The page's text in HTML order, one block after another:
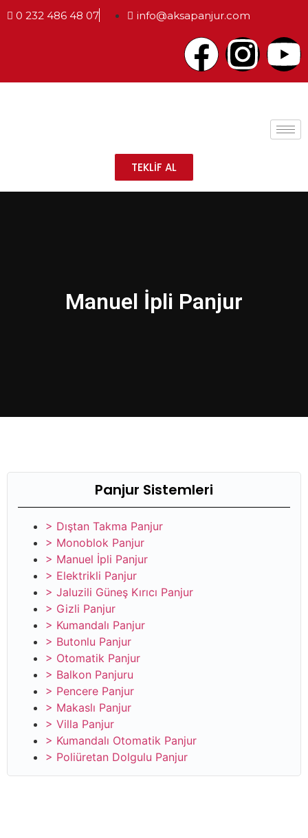
0 232 486 48 07 info@aksapanjur.com
TEKLİF AL
Manuel İpli Panjur
Panjur Sistemleri
> Dıştan Takma Panjur
> Monoblok Panjur
> Manuel İpli Panjur
> Elektrikli Panjur
> Jaluzili Güneş Kırıcı Panjur
> Gizli Panjur
> Kumandalı Panjur
> Butonlu Panjur
> Otomatik Panjur
> Balkon Panjuru
> Pencere Panjur
> Makaslı Panjur
> Villa Panjur
> Kumandalı Otomatik Panjur
> Poliüretan Dolgulu Panjur